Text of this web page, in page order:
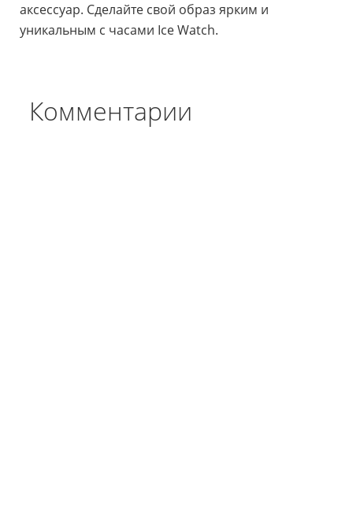
аксессуар. Сделайте свой образ ярким и
уникальным с часами Ice Watch.
Комментарии